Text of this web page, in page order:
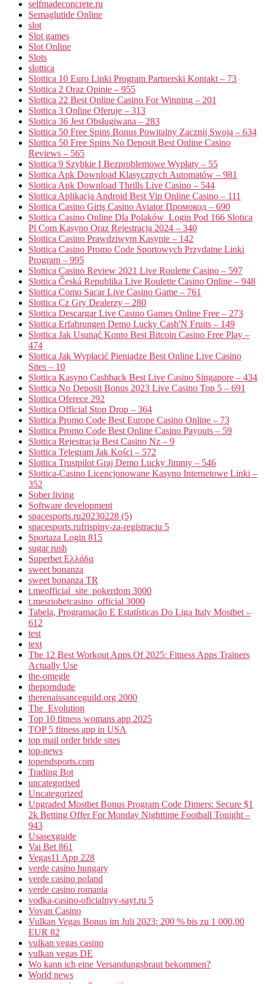
selfmadeconcrete.ru
Semaglutide Online
slot
Slot games
Slot Online
Slots
slottica
Slottica 10 Euro Linki Program Partnerski Kontakt – 73
Slottica 2 Oraz Opinie – 955
Slottica 22 Best Online Casino For Winning – 201
Slottica 3 Online Oferuje – 313
Slottica 36 Jest Obsługiwana – 283
Slottica 50 Free Spins Bonus Powitalny Zacznij Swoją – 634
Slottica 50 Free Spins No Deposit Best Online Casino
Reviews – 565
Slottica 9 Szybkie I Bezproblemowe Wypłaty – 55
Slottica Apk Download Klasycznych Automatów – 981
Slottica Apk Download Thrills Live Casino – 544
Slottica Aplikacja Android Best Vip Online Casino – 111
Slottica Casino Giriş Casino Aviator Промокод – 690
Slottica Casino Online Dla Polaków ️ Login Pod 166 Slotica
Pl Com Kasyno Oraz Rejestracja 2024 – 340
Slottica Casino Prawdziwym Kasynie – 142
Slottica Casino Promo Code Sportowych Przydatne Linki
Program – 995
Slottica Casino Review 2021 Live Roulette Casino – 597
Slottica Česká Republika Live Roulette Casino Online – 948
Slottica Como Sacar Live Casino Game – 761
Slottica Cz Gry Dealerzy – 280
Slottica Descargar Live Casino Games Online Free – 273
Slottica Erfahrungen Demo Lucky Cash'N Fruits – 149
Slottica Jak Usunąć Konto Best Bitcoin Casino Free Play –
474
Slottica Jak Wypłacić Pieniądze Best Online Live Casino
Sites – 10
Slottica Kasyno Cashback Best Live Casino Singapore – 434
Slottica No Deposit Bonus 2023 Live Casino Top 5 – 691
Slottica Oferece 292
Slottica Official Stop Drop – 364
Slottica Promo Code Best Europe Casino Online – 73
Slottica Promo Code Best Online Casino Payouts – 59
Slottica Rejestracja Best Casino Nz – 9
Slottica Telegram Jak Kości – 572
Slottica Trustpilot Graj Demo Lucky Jimmy – 546
Slottica-Casino Licencjonowane Kasyno Internetowe Linki –
352
Sober living
Software development
spacesports.ru20230228 (5)
spacesports.rufrispiny-za-registraciu 5
Sportaza Login 815
sugar rush
Superbet Ελλάδα
sweet bonanza
sweet bonanza TR
t.meofficial_site_pokerdom 3000
t.mesriobetcasino_official 3000
Tabela, Programação E Estatísticas Do Liga Italy Mostbet –
612
test
text
The 12 Best Workout Apps Of 2025: Fitness Apps Trainers
Actually Use
the-omegle
theporndude
therenaissanceguild.org 2000
The_Evolution
Top 10 fitness womans app 2025
TOP 5 fitness app in USA
top mail order bride sites
top-news
topendsports.com
Trading Bot
uncategorised
Uncategorized
Upgraded Mostbet Bonus Program Code Dimers: Secure $1
2k Betting Offer For Monday Nighttime Football Tonight –
943
Usasexguide
Vai Bet 861
Vegas11 App 228
verde casino hungary
verde casino poland
verde casino romania
vodka-casino-oficialnyy-sayt.ru 5
Vovan Casino
Vulkan Vegas Bonus im Juli 2023: 200 % bis zu 1 000,00
EUR 82
vulkan vegas casino
vulkan vegas DE
Wo kann ich eine Versandungsbraut bekommen?
World news